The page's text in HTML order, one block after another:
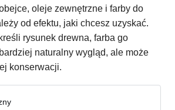
oleje zewnętrzne i farby do
od efektu, jaki chcesz uzyskać.
rysunek drewna, farba go
naturalny wygląd, ale może
konserwacji.